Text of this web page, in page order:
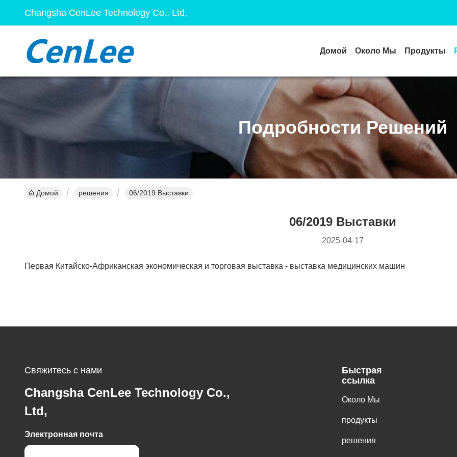
Changsha CenLee Technology Co., Ltd,
Домой Около Мы Продукты
Подробности Решений
Домой решения 06/2019 Выставки
06/2019 Выставки
2025-04-17
Первая Китайско-Африканская экономическая и торговая выставка - выставка медицинских машин
Свяжитесь с нами
Changsha CenLee Technology Co.,
Ltd,
Электронная почта
Быстрая
ссылка
Около Мы
продукты
решения